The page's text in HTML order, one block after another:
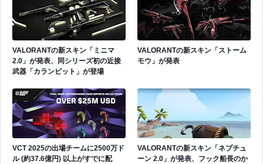
VALORANTの新スキン「ミニマ
2.0」が発表、同シリーズ初の近接
武器「カランビット」が登場
VALORANTの新スキン「ストーム
モウ」が発表
VCT 2025の出場チームに2500万ド
ル (約37.6億円) 以上がすでに配
VALORANTの新スキン「ネプチュ
ーン 2.0」が発表、フック船長のか